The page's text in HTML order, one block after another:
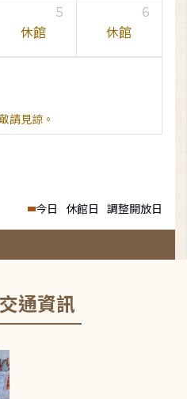
5
休館
6
休館
請見諒。
今日 休館日 調整開放日
交通資訊